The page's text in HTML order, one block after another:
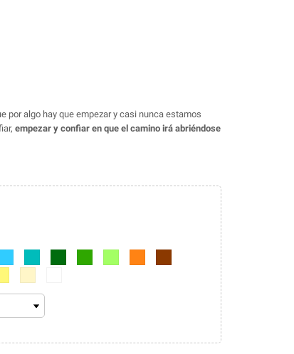
por algo hay que empezar y casi nunca estamos
empezar y confiar en que el camino irá abriéndose